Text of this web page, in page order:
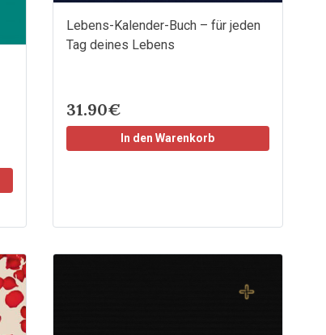
Lebens-Kalender-Buch – für jeden
Tag deines Lebens
31.90€
In den Warenkorb